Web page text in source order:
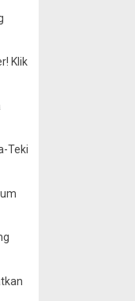
Klik
Teki